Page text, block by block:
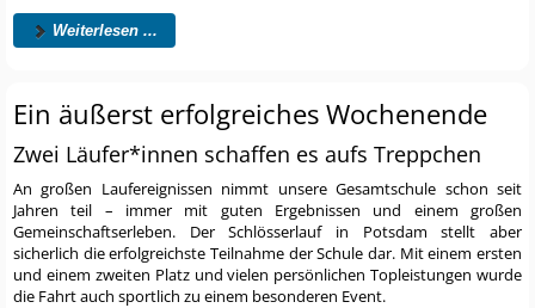
Weiterlesen ...
Ein äußerst erfolgreiches Wochenende
Zwei Läufer*innen schaffen es aufs Treppchen
An großen Laufereignissen nimmt unsere Gesamtschule schon seit
Jahren teil – immer mit guten Ergebnissen und einem großen
Gemeinschaftserleben. Der Schlösserlauf in Potsdam stellt aber
sicherlich die erfolgreichste Teilnahme der Schule dar. Mit einem ersten
und einem zweiten Platz und vielen persönlichen Topleistungen wurde
die Fahrt auch sportlich zu einem besonderen Event.